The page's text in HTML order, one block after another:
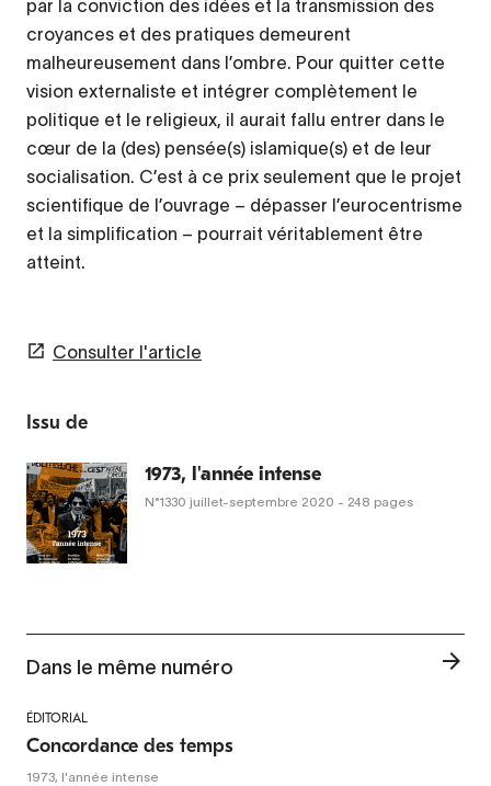
par la conviction des idées et la transmission des
croyances et des pratiques demeurent
malheureusement dans l’ombre. Pour quitter cette
vision externaliste et intégrer complètement le
politique et le religieux, il aurait fallu entrer dans le
cœur de la (des) pensée(s) islamique(s) et de leur
socialisation. C’est à ce prix seulement que le projet
scientifique de l’ouvrage – dépasser l’eurocentrisme
et la simplification – pourrait véritablement être
atteint.
Consulter l'article
Issu de
1973, l'année intense
N°1330 juillet-septembre 2020 - 248 pages
Dans le même numéro
ÉDITORIAL
Concordance des temps
1973, l'année intense